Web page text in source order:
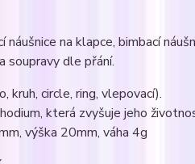
na klapce, bimbací
soupravy dle přání.
circle, ring, vlepovací).
která zvyšuje jeho
výška 20mm, váha 4g